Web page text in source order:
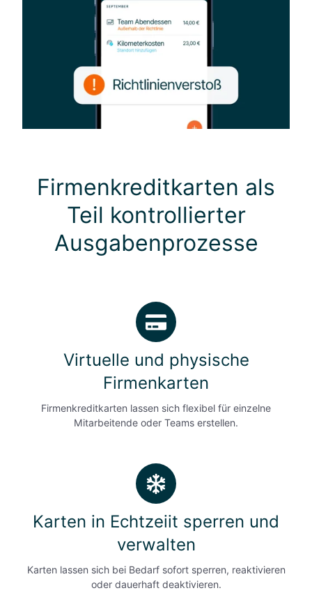
Firmenkreditkarten als
Teil kontrollierter
Ausgabenprozesse
Virtuelle und physische
Firmenkarten
Firmenkreditkarten lassen sich flexibel für einzelne
Mitarbeitende oder Teams erstellen.
i
r
t
u
l
l
u
n
d
h
y
i
Karten in Echtzeiit sperren und
verwalten
Karten lassen sich bei Bedarf sofort sperren, reaktivieren
oder dauerhaft deaktivieren.
K
a
r
t
e
n
i
n